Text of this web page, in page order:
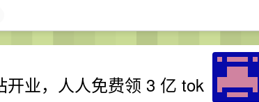
业，人人免费领 3 亿 tok